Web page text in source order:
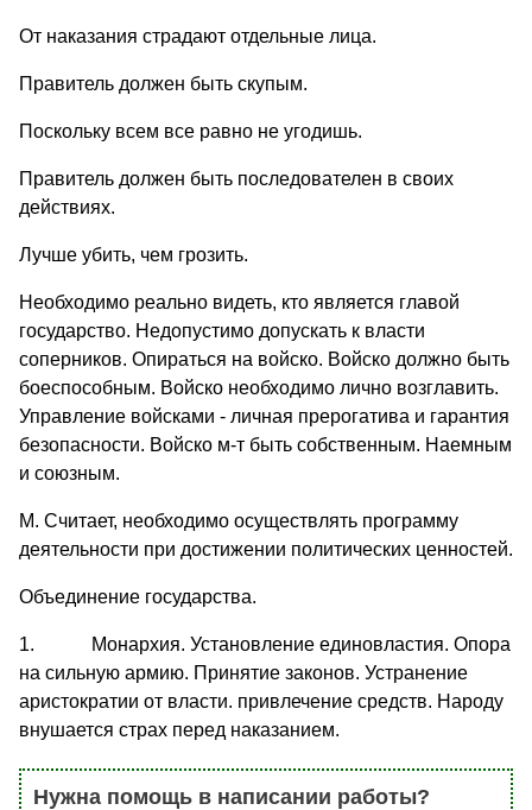
От наказания страдают отдельные лица.
Правитель должен быть скупым.
Поскольку всем все равно не угодишь.
Правитель должен быть последователен в своих
действиях.
Лучше убить, чем грозить.
Необходимо реально видеть, кто является главой
государство. Недопустимо допускать к власти
соперников. Опираться на войско. Войско должно быть
боеспособным. Войско необходимо лично возглавить.
Управление войсками - личная прерогатива и гарантия
безопасности. Войско м-т быть собственным. Наемным
и союзным.
М. Считает, необходимо осуществлять программу
деятельности при достижении политических ценностей.
Объединение государства.
1. Монархия. Установление единовластия. Опора
на сильную армию. Принятие законов. Устранение
аристократии от власти. привлечение средств. Народу
внушается страх перед наказанием.
Нужна помощь в написании работы?